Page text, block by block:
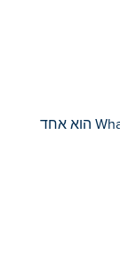
כאן תוכלו לשחק ב Whack em all. Whack em all הוא אחד